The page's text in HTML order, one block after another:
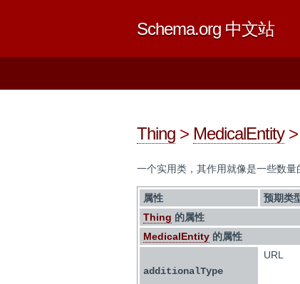
Schema.org 中文站
Thing > MedicalEntity>
一个实用类，其作用就像是一些数量
属性 预期类
Thing 的属性
MedicalEntity 的属性
additionalType
URL